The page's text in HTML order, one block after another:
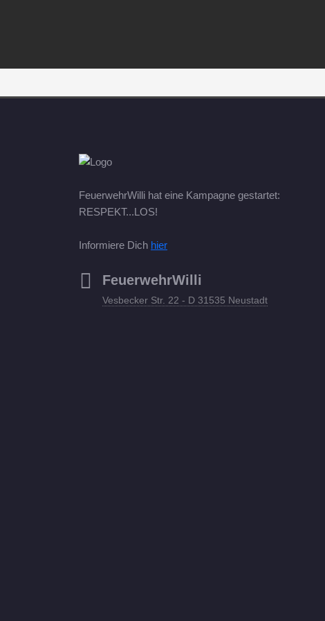
FeuerwehrWilli hat eine Kampagne gestartet:
RESPEKT...LOS!
Informiere Dich hier
FeuerwehrWilli
Vesbecker Str. 22 - D 31535 Neustadt